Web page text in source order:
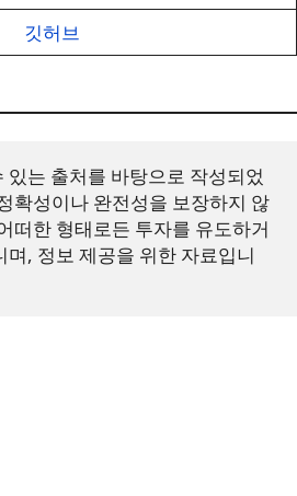
깃허브
있는 출처를 바탕으로 작성되었
확성이나 완전성을 보장하지 않
떠한 형태로든 투자를 유도하거
며, 정보 제공을 위한 자료입니